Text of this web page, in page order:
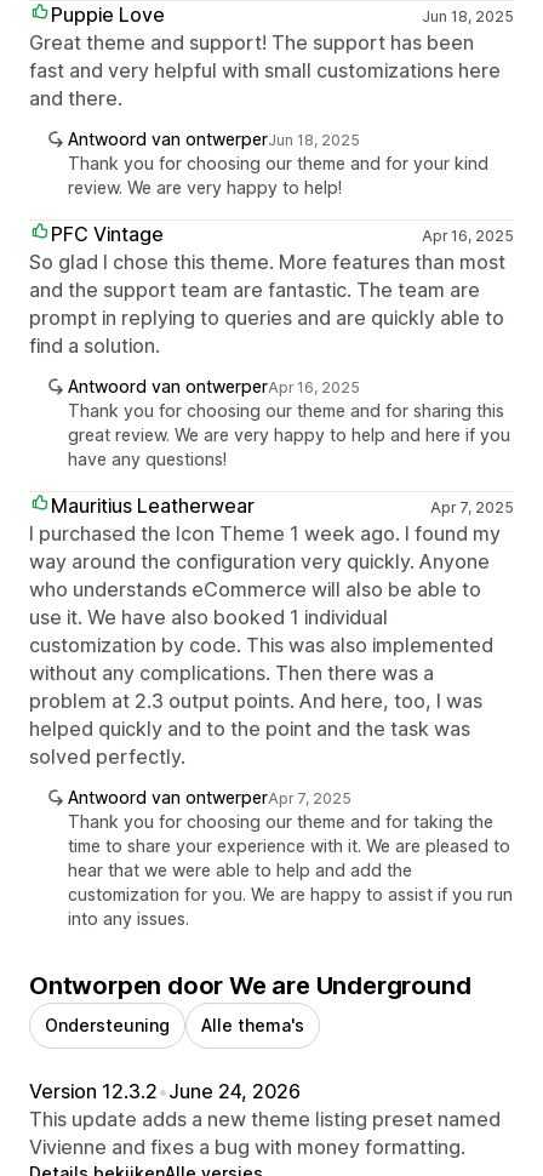
Puppie Love Jun 18, 2025
Great theme and support! The support has been
fast and very helpful with small customizations here
and there.
Antwoord van ontwerperJun 18, 2025
Thank you for choosing our theme and for your kind
review. We are very happy to help!
PFC Vintage Apr 16, 2025
So glad I chose this theme. More features than most
and the support team are fantastic. The team are
prompt in replying to queries and are quickly able to
find a solution.
Antwoord van ontwerperApr 16, 2025
Thank you for choosing our theme and for sharing this
great review. We are very happy to help and here if you
have any questions!
Mauritius Leatherwear Apr 7, 2025
I purchased the Icon Theme 1 week ago. I found my
way around the configuration very quickly. Anyone
who understands eCommerce will also be able to
use it. We have also booked 1 individual
customization by code. This was also implemented
without any complications. Then there was a
problem at 2.3 output points. And here, too, I was
helped quickly and to the point and the task was
solved perfectly.
Antwoord van ontwerperApr 7, 2025
Thank you for choosing our theme and for taking the
time to share your experience with it. We are pleased to
hear that we were able to help and add the
customization for you. We are happy to assist if you run
into any issues.
Ontworpen door We are Underground
Ondersteuning Alle thema's
Version 12.3.2•June 24, 2026
This update adds a new theme listing preset named
Vivienne and fixes a bug with money formatting.